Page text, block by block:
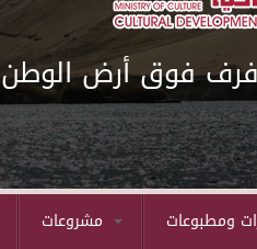
فوق أرض الوطن
ومطبوعات